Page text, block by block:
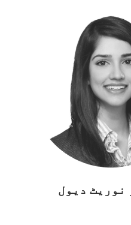
نوریٹ دیول